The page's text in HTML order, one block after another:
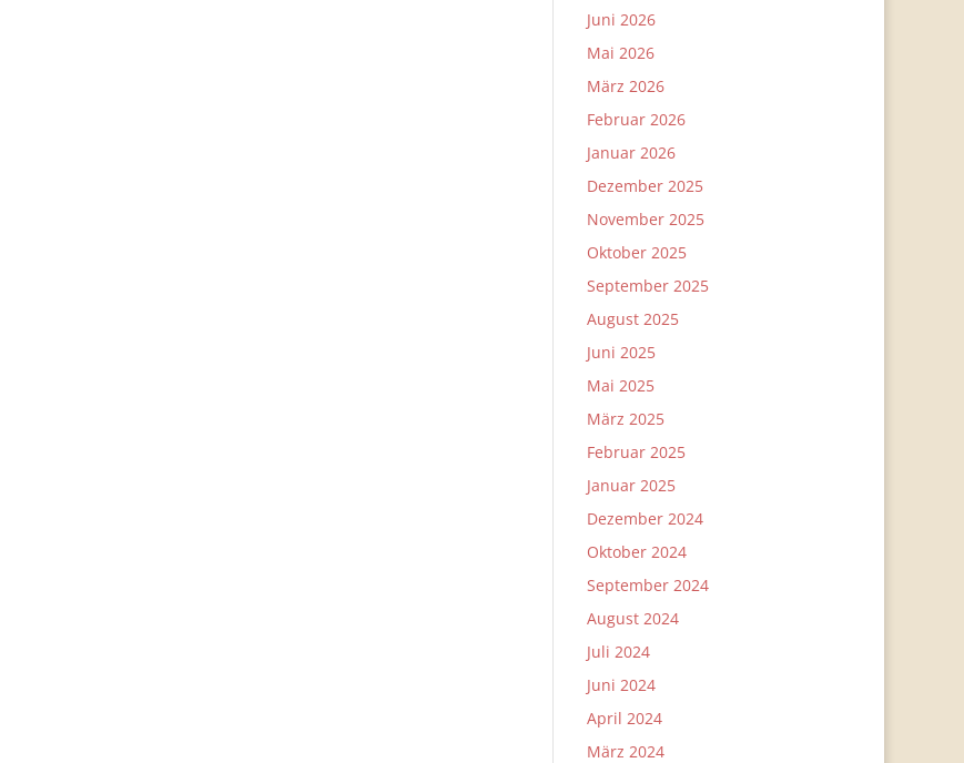
Juni 2026
Mai 2026
März 2026
Februar 2026
Januar 2026
Dezember 2025
November 2025
Oktober 2025
September 2025
August 2025
Juni 2025
Mai 2025
März 2025
Februar 2025
Januar 2025
Dezember 2024
Oktober 2024
September 2024
August 2024
Juli 2024
Juni 2024
April 2024
März 2024